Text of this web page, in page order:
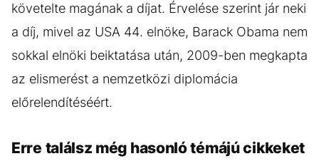
követelte magának a díjat. Érvelése szerint jár neki
a díj, mivel az USA 44. elnöke, Barack Obama nem
sokkal elnöki beiktatása után, 2009-ben megkapta
az elismerést a nemzetközi diplomácia
előrelendítéséért.
Erre találsz még hasonló témájú cikkeket